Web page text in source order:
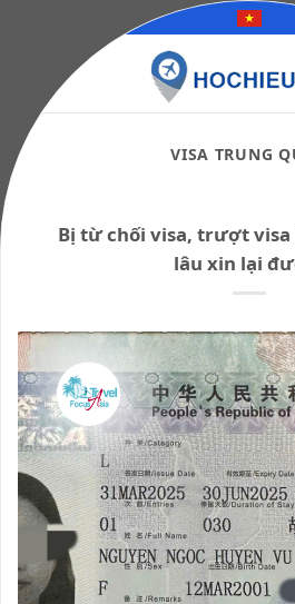
VISA TRUNG
Bị từ chối visa, trượt visa
lâu xin lại